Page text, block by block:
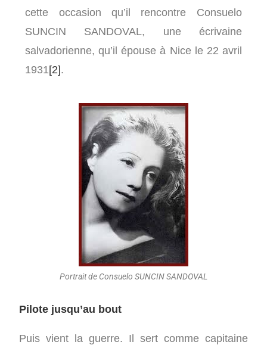
cette occasion qu’il rencontre Consuelo
SUNCIN SANDOVAL, une écrivaine
salvadorienne, qu’il épouse à Nice le 22 avril
1931[2].
Portrait de Consuelo SUNCIN SANDOVAL
Pilote jusqu’au bout
Puis vient la guerre. Il sert comme capitaine